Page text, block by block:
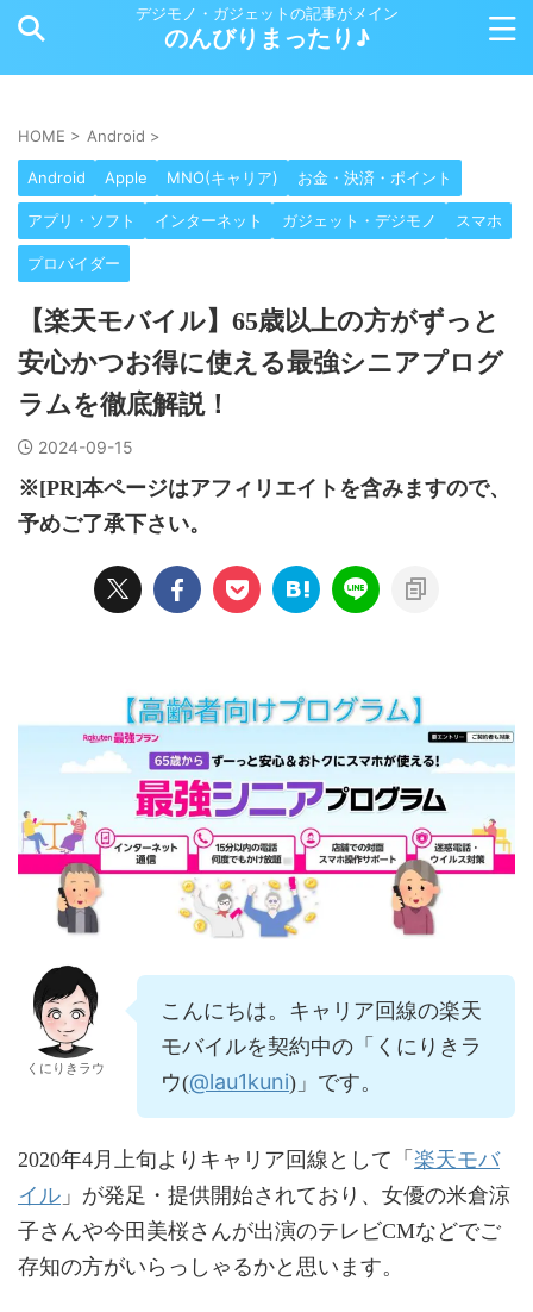
デジモノ・ガジェットの記事がメイン
のんびりまったり♪
HOME > Android >
Android Apple MNO(キャリア) お金・決済・ポイント
アプリ・ソフト インターネット ガジェット・デジモノ スマホ
プロバイダー
【楽天モバイル】65歳以上の方がずっと
安心かつお得に使える最強シニアプログ
ラムを徹底解説！
2024-09-15
※[PR]本ページはアフィリエイトを含みますので、
予めご了承下さい。
くにりきラウ
こんにちは。キャリア回線の楽天
モバイルを契約中の「くにりきラ
ウ(@lau1kuni)」です。
2020年4月上旬よりキャリア回線として「 楽天モバ
イル 」が発足・提供開始されており、女優の米倉涼
子さんや今田美桜さんが出演のテレビCMなどでご
存知の方がいらっしゃるかと思います。